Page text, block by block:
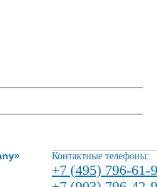
Контактные телефоны:
+7 (495) 796-61-